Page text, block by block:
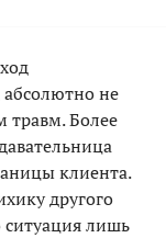
не
травм. Более
клиента.
другого
ситуация лишь